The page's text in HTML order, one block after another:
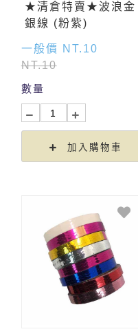
★清倉特賣★波浪金
銀線 (粉紫)
一般價 NT.10
NT.10
數量
加入購物車